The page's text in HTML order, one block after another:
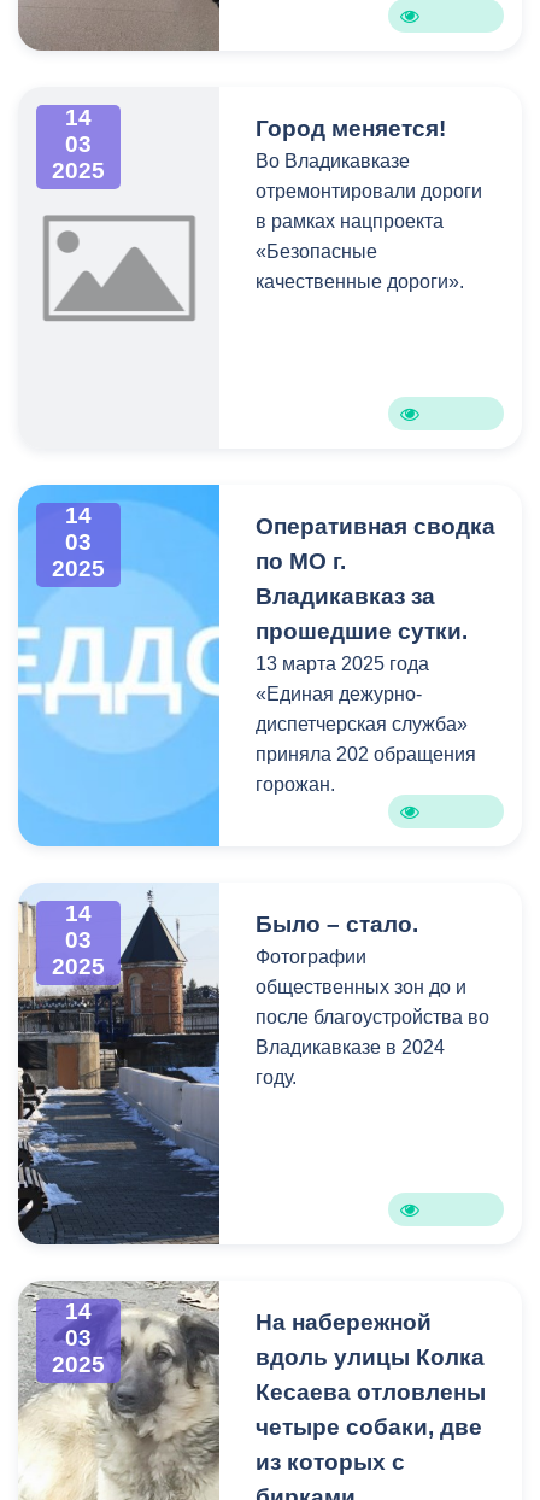
14
03
2025
Город меняется!
Во Владикавказе
отремонтировали дороги
в рамках нацпроекта
«Безопасные
качественные дороги».
14
03
2025
Оперативная сводка
по МО г.
Владикавказ за
прошедшие сутки.
13 марта 2025 года
«Единая дежурно-
диспетчерская служба»
приняла 202 обращения
горожан.
14
03
2025
Было – стало.
Фотографии
общественных зон до и
после благоустройства во
Владикавказе в 2024
году.
14
03
2025
На набережной
вдоль улицы Колка
Кесаева отловлены
четыре собаки, две
из которых с